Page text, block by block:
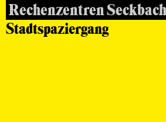
Rechenzentren
Stadtspaziergang